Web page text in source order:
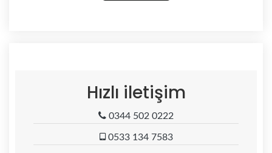
Hızlı iletişim
0344 502 0222
0533 134 7583